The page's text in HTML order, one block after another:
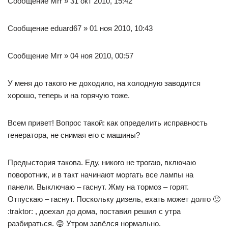
Сообщение eduard67 » 01 ноя 2010, 10:43
Сообщение Mrr » 04 ноя 2010, 00:57
У меня до такого не доходило, на холодную заводится
хорошо, теперь и на горячую тоже.
Всем привет! Вопрос такой: как определить исправность
генератора, не снимая его с машины?
Предыстория такова. Еду, никого не трогаю, включаю
поворотник, и в такт начинают моргать все лампы на
панели. Выключаю – гаснут. Жму на тормоз – горят.
Отпускаю – гаснут. Поскольку дизель, ехать может долго 🙂
:traktor: , доехал до дома, поставил решил с утра
разбираться. 😡 Утром завёлся нормально.